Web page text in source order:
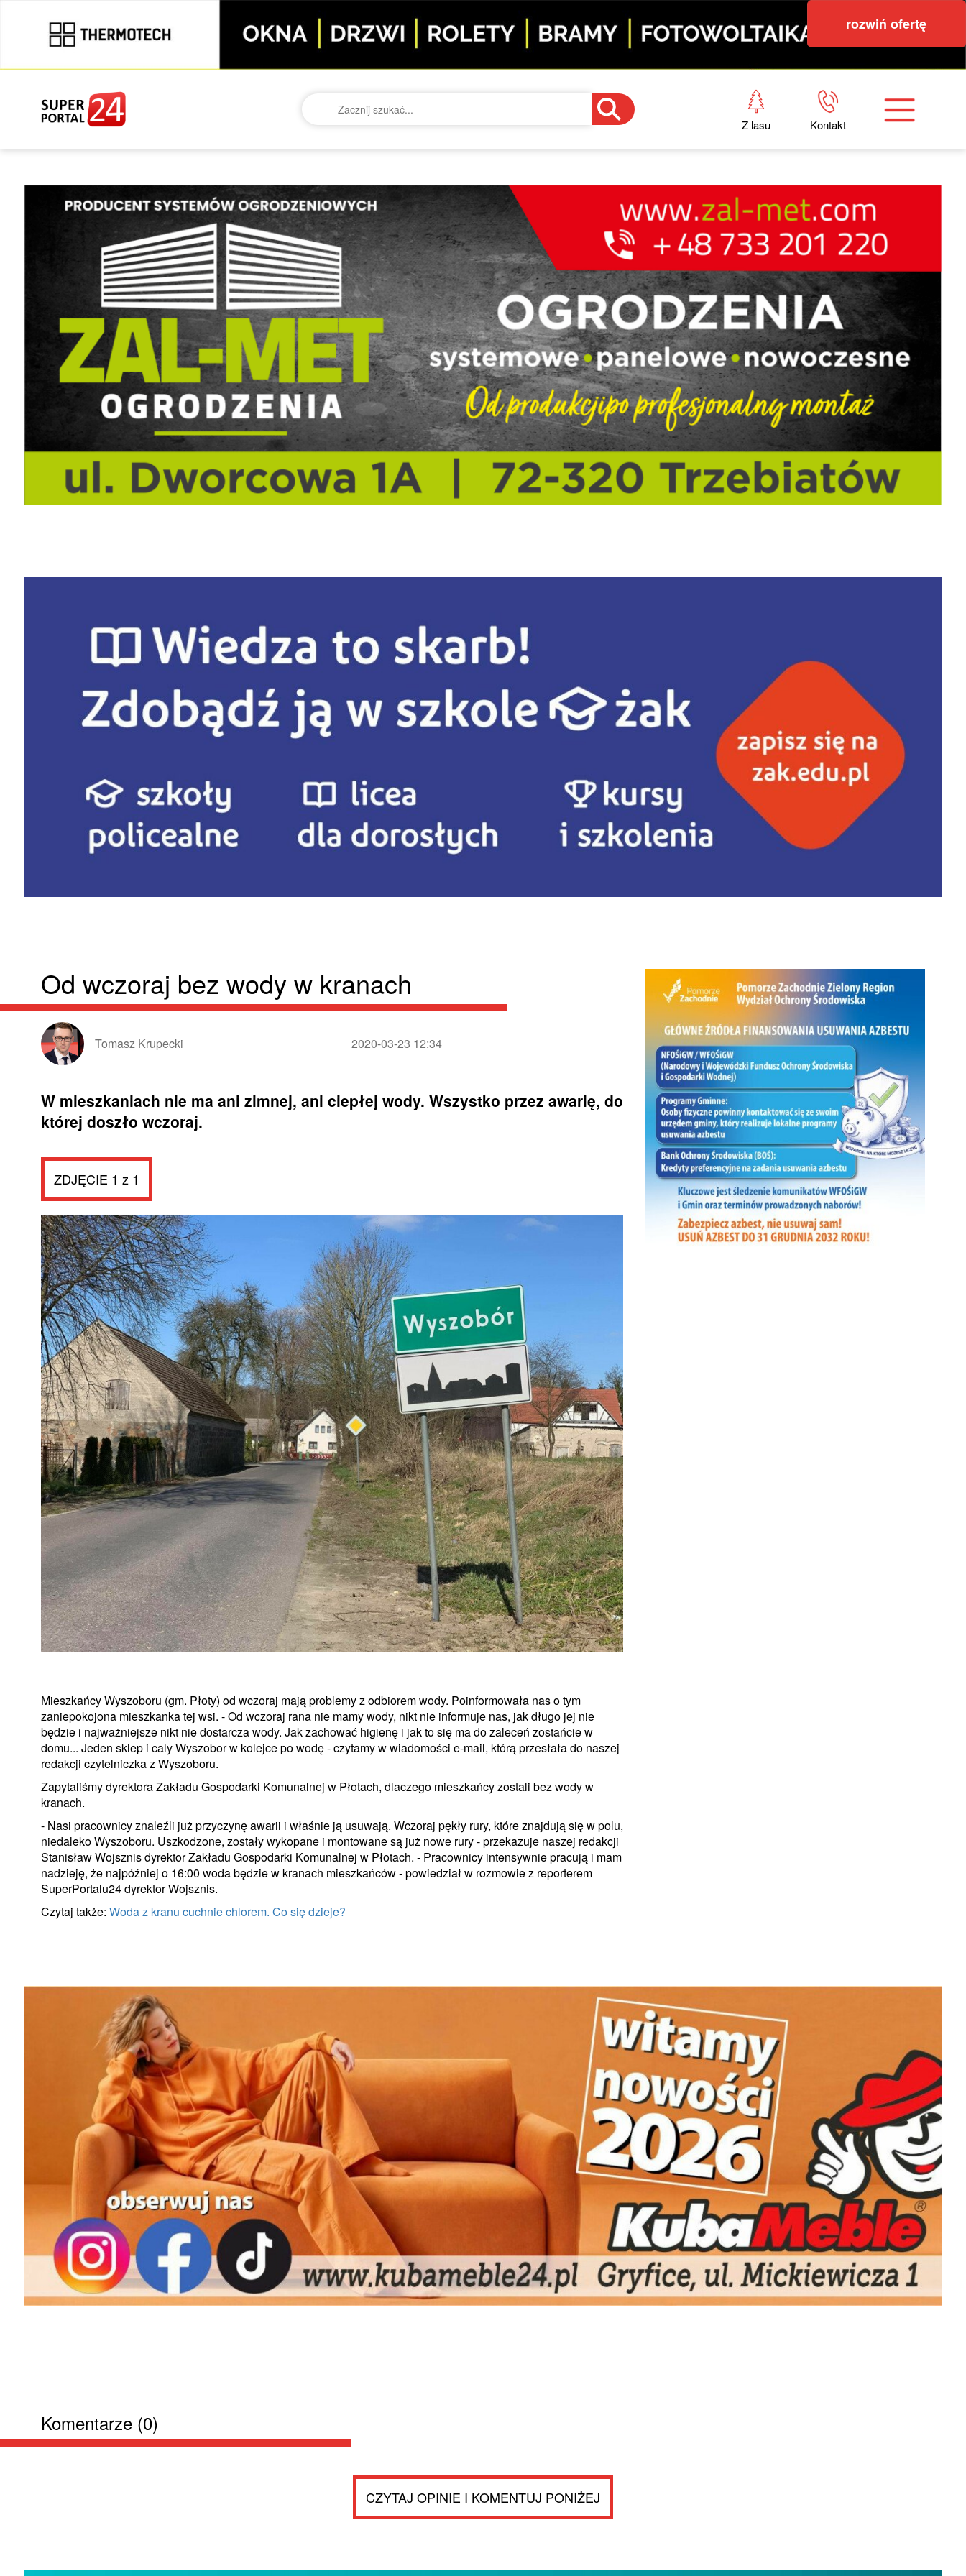
rozwiń ofertę
Z lasu Kontakt
Od wczoraj bez wody w kranach
Tomasz Krupecki 2020-03-23 12:34
W mieszkaniach nie ma ani zimnej, ani ciepłej wody. Wszystko przez awarię, do
której doszło wczoraj.
ZDJĘCIE 1 z 1
Mieszkańcy Wyszoboru (gm. Płoty) od wczoraj mają problemy z odbiorem wody. Poinformowała nas o tym
zaniepokojona mieszkanka tej wsi. - Od wczoraj rana nie mamy wody, nikt nie informuje nas, jak długo jej nie
będzie i najważniejsze nikt nie dostarcza wody. Jak zachować higienę i jak to się ma do zaleceń zostańcie w
domu... Jeden sklep i caly Wyszobor w kolejce po wodę - czytamy w wiadomości e-mail, którą przesłała do naszej
redakcji czytelniczka z Wyszoboru.
Zapytaliśmy dyrektora Zakładu Gospodarki Komunalnej w Płotach, dlaczego mieszkańcy zostali bez wody w
kranach.
- Nasi pracownicy znaleźli już przyczynę awarii i właśnie ją usuwają. Wczoraj pękły rury, które znajdują się w polu,
niedaleko Wyszoboru. Uszkodzone, zostały wykopane i montowane są już nowe rury - przekazuje naszej redakcji
Stanisław Wojsznis dyrektor Zakładu Gospodarki Komunalnej w Płotach. - Pracownicy intensywnie pracują i mam
nadzieję, że najpóźniej o 16:00 woda będzie w kranach mieszkańców - powiedział w rozmowie z reporterem
SuperPortalu24 dyrektor Wojsznis.
Czytaj także: Woda z kranu cuchnie chlorem. Co się dzieje?
Komentarze (0)
CZYTAJ OPINIE I KOMENTUJ PONIŻEJ